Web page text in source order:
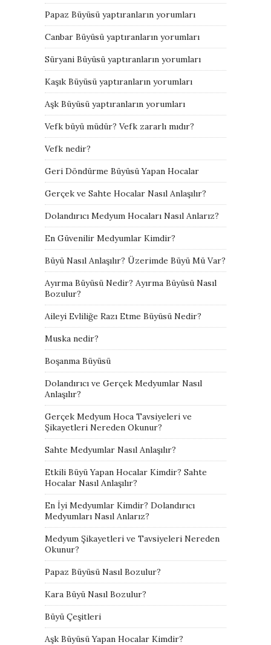
Papaz Büyüsü yaptıranların yorumları
Canbar Büyüsü yaptıranların yorumları
Süryani Büyüsü yaptıranların yorumları
Kaşık Büyüsü yaptıranların yorumları
Aşk Büyüsü yaptıranların yorumları
Vefk büyü müdür? Vefk zararlı mıdır?
Vefk nedir?
Geri Döndürme Büyüsü Yapan Hocalar
Gerçek ve Sahte Hocalar Nasıl Anlaşılır?
Dolandırıcı Medyum Hocaları Nasıl Anlarız?
En Güvenilir Medyumlar Kimdir?
Büyü Nasıl Anlaşılır? Üzerimde Büyü Mü Var?
Ayırma Büyüsü Nedir? Ayırma Büyüsü Nasıl
Bozulur?
Aileyi Evliliğe Razı Etme Büyüsü Nedir?
Muska nedir?
Boşanma Büyüsü
Dolandırıcı ve Gerçek Medyumlar Nasıl
Anlaşılır?
Gerçek Medyum Hoca Tavsiyeleri ve
Şikayetleri Nereden Okunur?
Sahte Medyumlar Nasıl Anlaşılır?
Etkili Büyü Yapan Hocalar Kimdir? Sahte
Hocalar Nasıl Anlaşılır?
En İyi Medyumlar Kimdir? Dolandırıcı
Medyumları Nasıl Anlarız?
Medyum Şikayetleri ve Tavsiyeleri Nereden
Okunur?
Papaz Büyüsü Nasıl Bozulur?
Kara Büyü Nasıl Bozulur?
Büyü Çeşitleri
Aşk Büyüsü Yapan Hocalar Kimdir?